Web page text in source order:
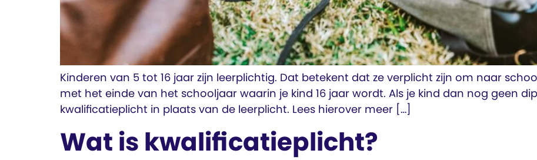
Kinderen van 5 tot 16 jaar zijn leerplichtig. Dat betekent dat ze verplicht zijn om naar
met het einde van het schooljaar waarin je kind 16 jaar wordt. Als je kind dan nog geen
kwalificatieplicht in plaats van de leerplicht. Lees hierover meer […]
Wat is kwalificatie­plicht?